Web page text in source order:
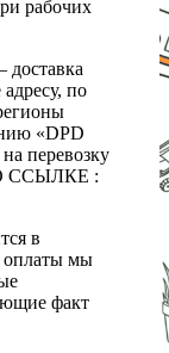
рабочих
доставка
по
«DPD
перевозку
ССЫЛКЕ :
в
оплаты мы
факт